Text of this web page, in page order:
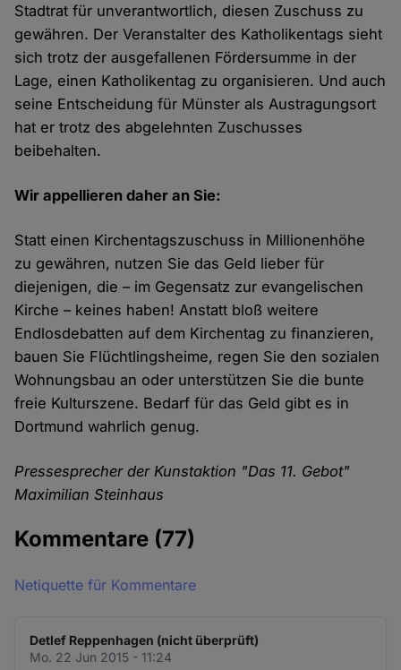
Stadtrat für unverantwortlich, diesen Zuschuss zu
gewähren. Der Veranstalter des Katholikentags sieht
sich trotz der ausgefallenen Fördersumme in der
Lage, einen Katholikentag zu organisieren. Und auch
seine Entscheidung für Münster als Austragungsort
hat er trotz des abgelehnten Zuschusses
beibehalten.
Wir appellieren daher an Sie:
Statt einen Kirchentagszuschuss in Millionenhöhe
zu gewähren, nutzen Sie das Geld lieber für
diejenigen, die – im Gegensatz zur evangelischen
Kirche – keines haben! Anstatt bloß weitere
Endlosdebatten auf dem Kirchentag zu finanzieren,
bauen Sie Flüchtlingsheime, regen Sie den sozialen
Wohnungsbau an oder unterstützen Sie die bunte
freie Kulturszene. Bedarf für das Geld gibt es in
Dortmund wahrlich genug.
Pressesprecher der Kunstaktion "Das 11. Gebot"
Maximilian Steinhaus
Kommentare (77)
Netiquette für Kommentare
Detlef Reppenhagen (nicht überprüft)
Mo. 22 Jun 2015 - 11:24